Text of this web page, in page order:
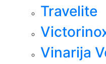
Travelite
Vinarija